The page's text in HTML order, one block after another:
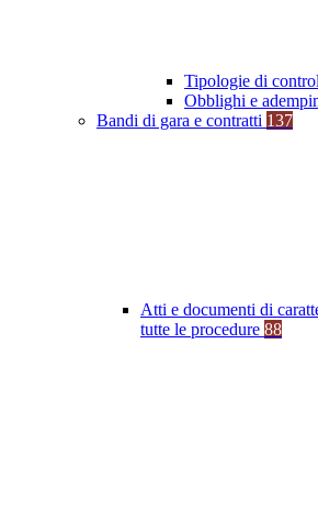
Tipologie di
Obblighi e
Bandi di gara e contratti 137
Atti e documenti di
tutte le procedure 88